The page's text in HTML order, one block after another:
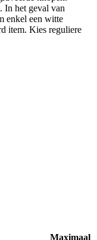
In het geval van
enkel een witte
item. Kies reguliere
Maximaal